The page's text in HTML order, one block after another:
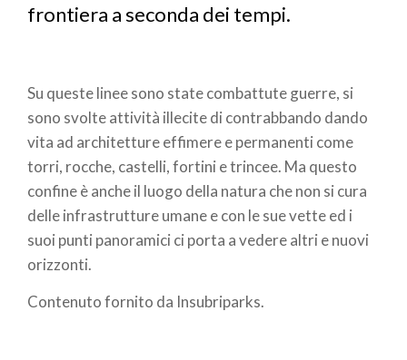
frontiera a seconda dei tempi.
Su queste linee sono state combattute guerre, si
sono svolte attività illecite di contrabbando dando
vita ad architetture effimere e permanenti come
torri, rocche, castelli, fortini e trincee. Ma questo
confine è anche il luogo della natura che non si cura
delle infrastrutture umane e con le sue vette ed i
suoi punti panoramici ci porta a vedere altri e nuovi
orizzonti.
Contenuto fornito da Insubriparks.